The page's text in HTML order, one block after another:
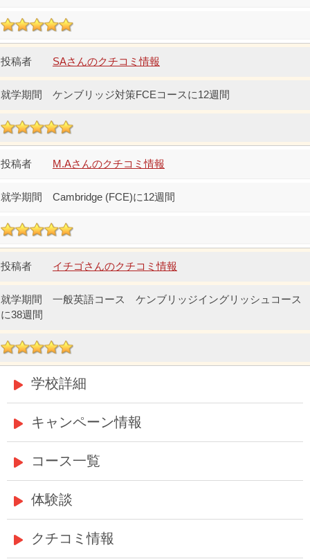
SAさんのクチコミ情報
ケンブリッジ対策FCEコースに12週間
M.Aさんのクチコミ情報
Cambridge (FCE)に12週間
イチゴさんのクチコミ情報
一般英語コース ケンブリッジイングリッシュコース
に38週間
学校詳細
キャンペーン情報
コース一覧
体験談
クチコミ情報